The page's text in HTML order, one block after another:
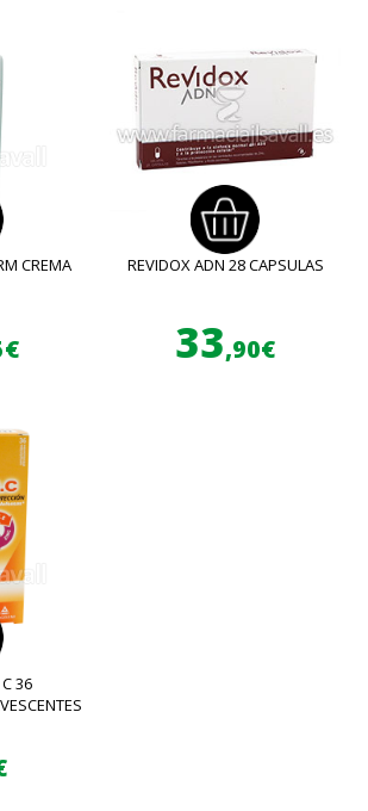
CREMA
REVIDOX ADN 28 CAPSULAS
33,90€
36